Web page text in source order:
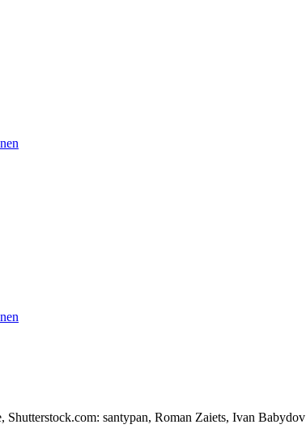
santypan, Roman Zaiets, Ivan Babydov